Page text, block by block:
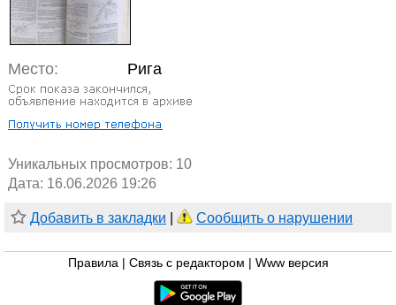
Место: Рига
Уникальных просмотров: 10
Дата: 16.06.2026 19:26
Добавить в закладки Сообщить о нарушении
Правила Связь с редактором Www версия